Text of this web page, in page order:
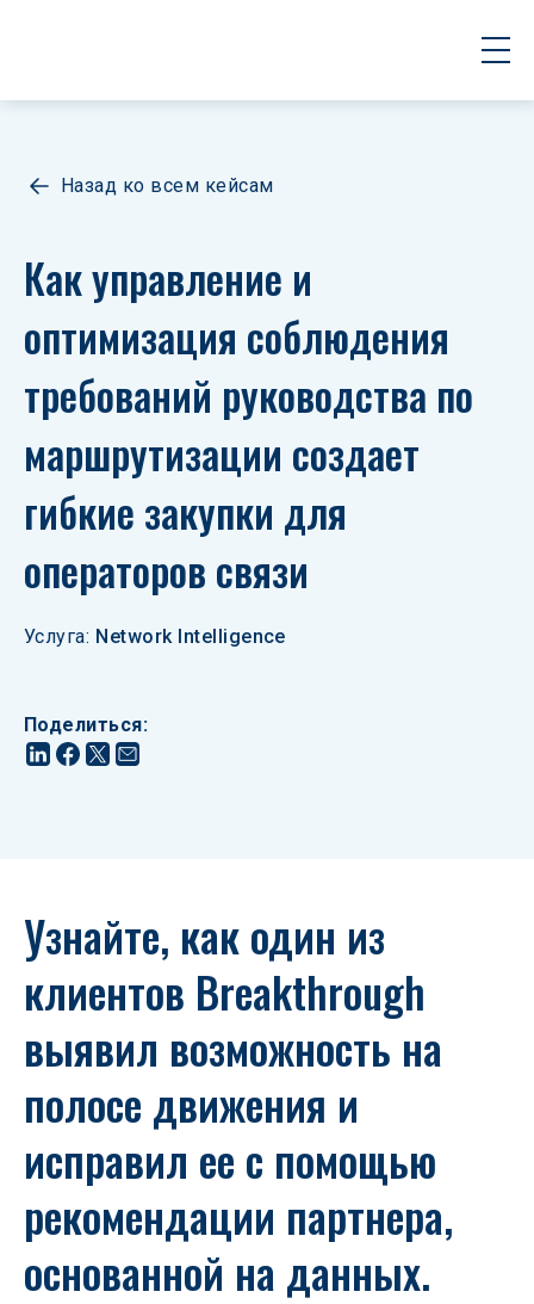
Назад ко всем кейсам
Как управление и
оптимизация соблюдения
требований руководства по
маршрутизации создает
гибкие закупки для
операторов связи
Услуга: Network Intelligence
Поделиться:
Узнайте, как один из
клиентов Breakthrough
выявил возможность на
полосе движения и
исправил ее с помощью
рекомендации партнера,
основанной на данных.